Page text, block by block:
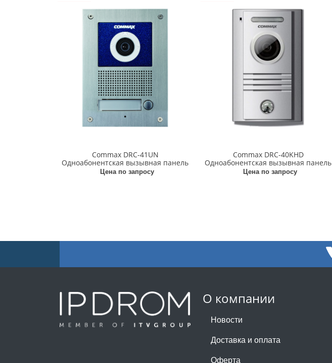
Commax DRC-41UN
Одноабонентская вызывная панель
Цена по запросу
Commax DRC-40KHD
Одноабонентская вызывная панель
Цена по запросу
О компании
Новости
Доставка и оплата
Оферта